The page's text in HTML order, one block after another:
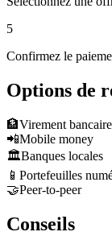
5
Confirmez le
Options de
🏦Virement bancaire
📲Mobile money
🏛️Banques locales
📱 Portefeuilles
🤝Peer-to-peer
Conseils